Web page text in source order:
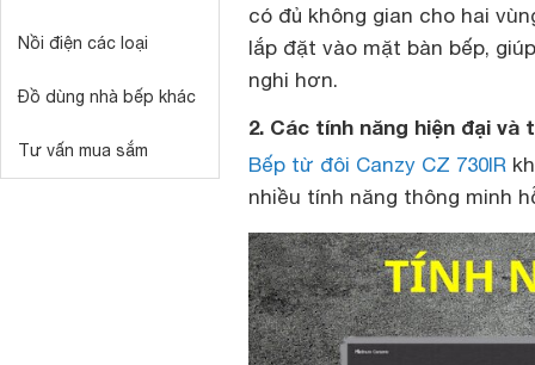
Nồi điện các loại
Đồ dùng nhà bếp khác
Tư vấn mua sắm
có đủ không gian cho hai
lắp đặt vào mặt bàn bếp,
nghi hơn.
2. Các tính năng hiện đại
Bếp từ đôi Canzy CZ 730IR
nhiều tính năng thông minh